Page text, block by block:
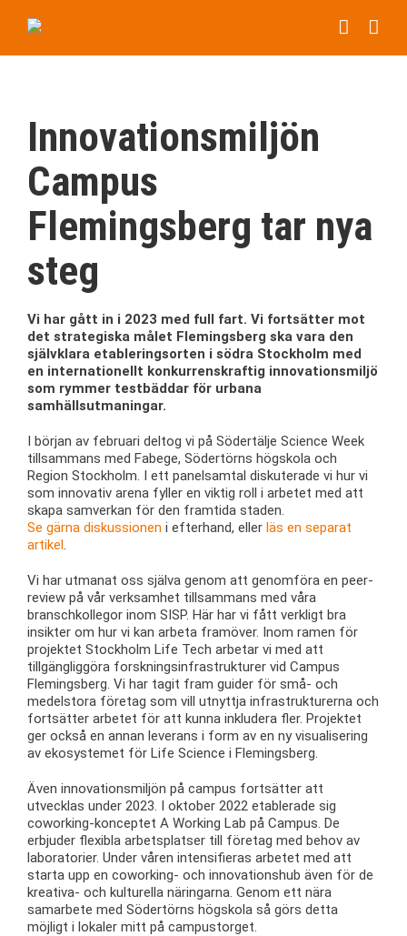
Innovationsmiljön
Campus
Flemingsberg tar nya
steg
Vi har gått in i 2023 med full fart. Vi fortsätter mot
det strategiska målet Flemingsberg ska vara den
självklara etableringsorten i södra Stockholm med
en internationellt konkurrenskraftig innovationsmiljö
som rymmer testbäddar för urbana
samhällsutmaningar.
I början av februari deltog vi på Södertälje Science Week
tillsammans med Fabege, Södertörns högskola och
Region Stockholm. I ett panelsamtal diskuterade vi hur vi
som innovativ arena fyller en viktig roll i arbetet med att
skapa samverkan för den framtida staden.
Se gärna diskussionen i efterhand, eller läs en separat
artikel.
Vi har utmanat oss själva genom att genomföra en peer-
review på vår verksamhet tillsammans med våra
branschkollegor inom SISP. Här har vi fått verkligt bra
insikter om hur vi kan arbeta framöver. Inom ramen för
projektet Stockholm Life Tech arbetar vi med att
tillgängliggöra forskningsinfrastrukturer vid Campus
Flemingsberg. Vi har tagit fram guider för små- och
medelstora företag som vill utnyttja infrastrukturerna och
fortsätter arbetet för att kunna inkludera fler. Projektet
ger också en annan leverans i form av en ny visualisering
av ekosystemet för Life Science i Flemingsberg.
Även innovationsmiljön på campus fortsätter att
utvecklas under 2023. I oktober 2022 etablerade sig
coworking-konceptet A Working Lab på Campus. De
erbjuder flexibla arbetsplatser till företag med behov av
laboratorier. Under våren intensifieras arbetet med att
starta upp en coworking- och innovationshub även för de
kreativa- och kulturella näringarna. Genom ett nära
samarbete med Södertörns högskola så görs detta
möjligt i lokaler mitt på campustorget.